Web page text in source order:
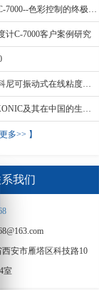
SEKONIC光谱仪C-7000--色彩控制的终极工具
计C-7000客户案例研究
SEKONIC日本赛科尼可振动式在线粘度计FVM70A
日本赛科尼可SEKONIC及其在中国的生产基地、代理商
更多>> 】
我们
西安市雁塔区科技路10
室